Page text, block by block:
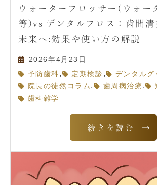
ウォーターフロッサー(ウォー
等)vs デンタルフロス：歯間清
未来へ:効果や使い方の解説
2026年4月23日
予防歯科 , 定期検診 , デンタルグ
院長の徒然コラム , 歯周病治療 ,
歯科雑学
続きを読む